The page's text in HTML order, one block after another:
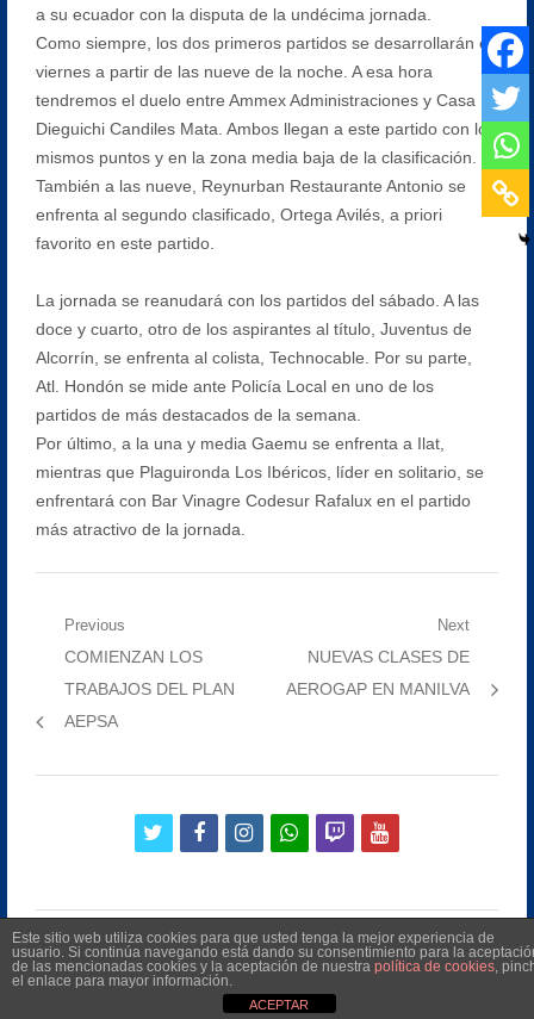
a su ecuador con la disputa de la undécima jornada.
Como siempre, los dos primeros partidos se desarrollarán el
viernes a partir de las nueve de la noche. A esa hora
tendremos el duelo entre Ammex Administraciones y Casa
Dieguichi Candiles Mata. Ambos llegan a este partido con los
mismos puntos y en la zona media baja de la clasificación.
También a las nueve, Reynurban Restaurante Antonio se
enfrenta al segundo clasificado, Ortega Avilés, a priori
favorito en este partido.
La jornada se reanudará con los partidos del sábado. A las
doce y cuarto, otro de los aspirantes al título, Juventus de
Alcorrín, se enfrenta al colista, Technocable. Por su parte,
Atl. Hondón se mide ante Policía Local en uno de los
partidos de más destacados de la semana.
Por último, a la una y media Gaemu se enfrenta a Ilat,
mientras que Plaguironda Los Ibéricos, líder en solitario, se
enfrentará con Bar Vinagre Codesur Rafalux en el partido
más atractivo de la jornada.
Navegación
entradas
Previous
Previous
post:
COMIENZAN LOS
TRABAJOS DEL PLAN
AEPSA
Next
Next
post:
NUEVAS CLASES DE
AEROGAP EN MANILVA
twitterfacebookinstagramwhatsapp
twitchyoutube
©2026 Radio Televisión Municipal de Manilva
Este sitio web utiliza cookies para que usted tenga la mejor experiencia de
usuario. Si continúa navegando está dando su consentimiento para la
de las mencionadas cookies y la aceptación de nuestra política de cookies,
el enlace para mayor información.
ACEPTAR